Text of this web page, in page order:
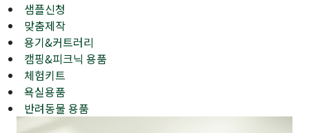
샘플신청
맞춤제작
용기&커트러리
캠핑&피크닉 용품
체험키트
욕실용품
반려동물 용품